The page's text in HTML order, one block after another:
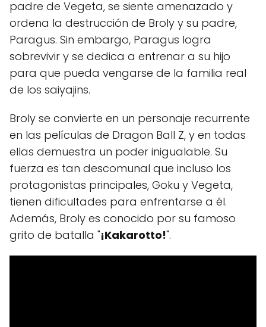
padre de Vegeta, se siente amenazado y
ordena la destrucción de Broly y su padre,
Paragus. Sin embargo, Paragus logra
sobrevivir y se dedica a entrenar a su hijo
para que pueda vengarse de la familia real
de los saiyajins.
Broly se convierte en un personaje recurrente
en las películas de Dragon Ball Z, y en todas
ellas demuestra un poder inigualable. Su
fuerza es tan descomunal que incluso los
protagonistas principales, Goku y Vegeta,
tienen dificultades para enfrentarse a él.
Además, Broly es conocido por su famoso
grito de batalla "¡Kakarotto!".